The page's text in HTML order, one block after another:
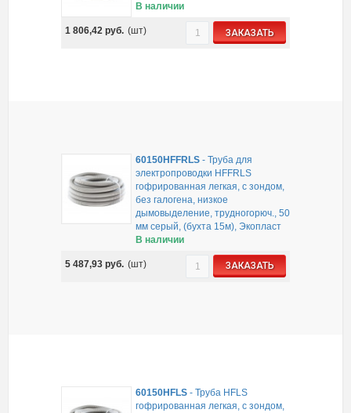
В наличии
1 806,42 руб. (шт) ЗАКАЗАТЬ
60150HFFRLS- Труба для
электропроводки HFFRLS
гофрированная легкая, с зондом,
без галогена, низкое
дымовыделение, трудногорюч., 50
мм серый, (бухта 15м), Экопласт
В наличии
5 487,93 руб. (шт) ЗАКАЗАТЬ
60150HFLS- Труба HFLS
гофрированная легкая, с зондом,